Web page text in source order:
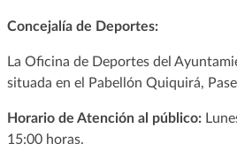
Concejalía de Deportes:
La Oficina de Deportes del
situada en el Pabellón Quiquirá,
Horario de Atención al público:
15:00 horas.